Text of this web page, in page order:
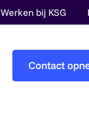
Werken bij KSG
Contact